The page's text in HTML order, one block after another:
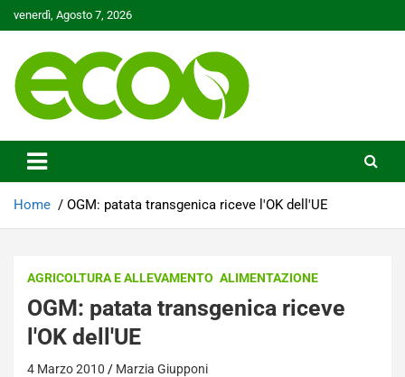
to
venerdì, Agosto 7, 2026
Ecoo.it
Home OGM: patata transgenica riceve l'OK dell'UE
AGRICOLTURA E ALLEVAMENTO ALIMENTAZIONE
OGM: patata transgenica riceve
l'OK dell'UE
4 Marzo 2010 Marzia Giupponi